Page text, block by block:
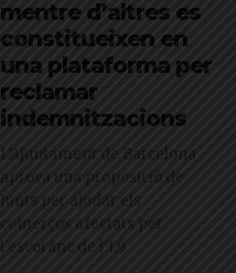
mentre d’altres es
constitueixen en
una plataforma per
reclamar
indemnitzacions
L’Ajuntament de Barcelona
aprova una proposició de
Junts per ajudar els
comerços afectats per
l'esvoranc de l'L9